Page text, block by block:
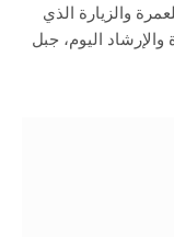
والزيارة الذي
اليوم، جبل